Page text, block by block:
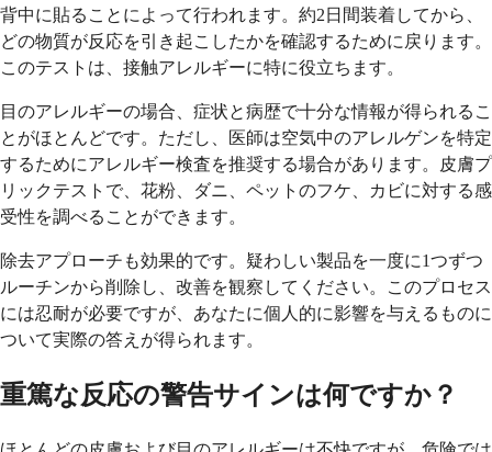
背中に貼ることによって行われます。約2日間装着してから、
どの物質が反応を引き起こしたかを確認するために戻ります。
このテストは、接触アレルギーに特に役立ちます。
目のアレルギーの場合、症状と病歴で十分な情報が得られるこ
とがほとんどです。ただし、医師は空気中のアレルゲンを特定
するためにアレルギー検査を推奨する場合があります。皮膚プ
リックテストで、花粉、ダニ、ペットのフケ、カビに対する感
受性を調べることができます。
除去アプローチも効果的です。疑わしい製品を一度に1つずつ
ルーチンから削除し、改善を観察してください。このプロセス
には忍耐が必要ですが、あなたに個人的に影響を与えるものに
ついて実際の答えが得られます。
重篤な反応の警告サインは何ですか？